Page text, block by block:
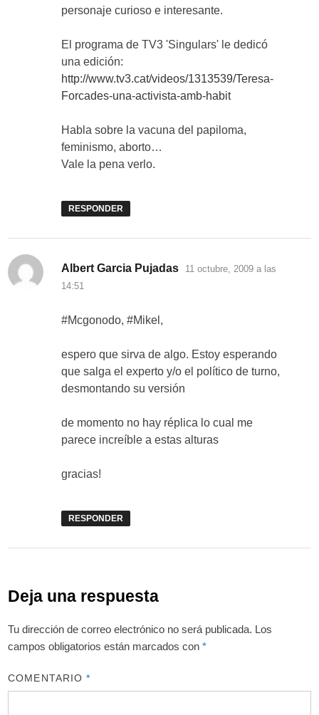
personaje curioso e interesante.
El programa de TV3 'Singulars' le dedicó
una edición:
http://www.tv3.cat/videos/1313539/Teresa-
Forcades-una-activista-amb-habit
Habla sobre la vacuna del papiloma,
feminismo, aborto…
Vale la pena verlo.
RESPONDER
Albert Garcia Pujadas dice:
11 octubre, 2009 a las
14:51
#Mcgonodo, #Mikel,
espero que sirva de algo. Estoy esperando
que salga el experto y/o el político de turno,
desmontando su versión
de momento no hay réplica lo cual me
parece increíble a estas alturas
gracias!
RESPONDER
Deja una respuesta
Tu dirección de correo electrónico no será publicada. Los
campos obligatorios están marcados con*
COMENTARIO*